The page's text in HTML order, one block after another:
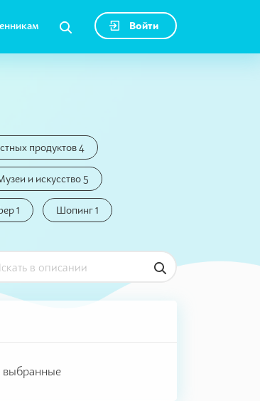
Войти
продуктов 4
и искусство 5
1 Шопинг 1
выбранные